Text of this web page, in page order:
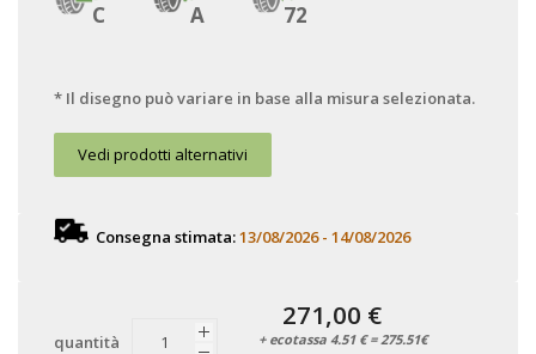
C A 72
* Il disegno può variare in base alla misura selezionata.
Vedi prodotti alternativi
Consegna stimata:13/08/2026 - 14/08/2026
quantità
271,00 €
+ ecotassa 4.51 € = 275.51€